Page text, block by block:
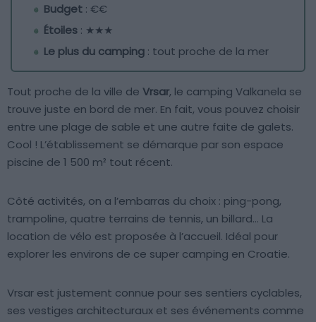
Budget : €€
Étoiles : ★★★
Le plus du camping : tout proche de la mer
Tout proche de la ville de Vrsar, le camping Valkanela se
trouve juste en bord de mer. En fait, vous pouvez choisir
entre une plage de sable et une autre faite de galets.
Cool ! L’établissement se démarque par son espace
piscine de 1 500 m² tout récent.
Côté activités, on a l’embarras du choix : ping-pong,
trampoline, quatre terrains de tennis, un billard… La
location de vélo est proposée à l’accueil. Idéal pour
explorer les environs de ce super camping en Croatie.
Vrsar est justement connue pour ses sentiers cyclables,
ses vestiges architecturaux et ses événements comme